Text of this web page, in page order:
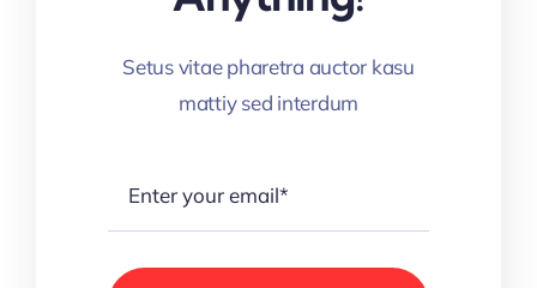
Setus vitae pharetra auctor kasu
mattiy sed interdum